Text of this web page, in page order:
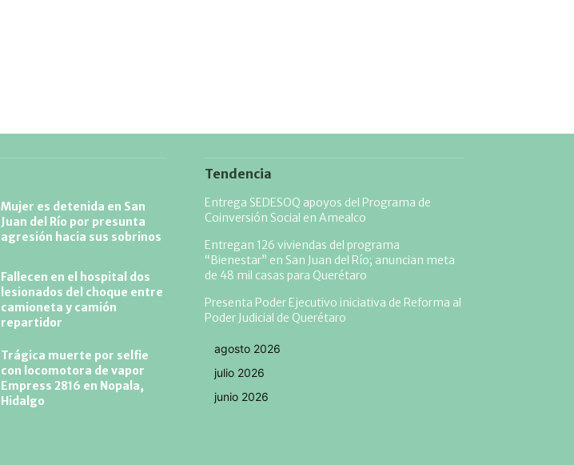
Mujer es detenida en San
Juan del Río por presunta
agresión hacia sus sobrinos
Fallecen en el hospital dos
lesionados del choque entre
camioneta y camión
repartidor
Trágica muerte por selfie
con locomotora de vapor
Empress 2816 en Nopala,
Hidalgo
Tendencia
Entrega SEDESOQ apoyos del Programa de
Coinversión Social en Amealco
Entregan 126 viviendas del programa
“Bienestar” en San Juan del Río; anuncian meta
de 48 mil casas para Querétaro
Presenta Poder Ejecutivo iniciativa de Reforma al
Poder Judicial de Querétaro
agosto 2026
julio 2026
junio 2026